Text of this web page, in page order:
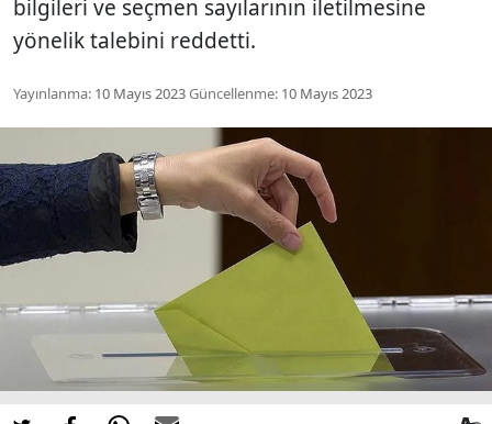
bilgileri ve seçmen sayılarının iletilmesine
yönelik talebini reddetti.
Yayınlanma: 10 Mayıs 2023Güncellenme: 10 Mayıs 2023